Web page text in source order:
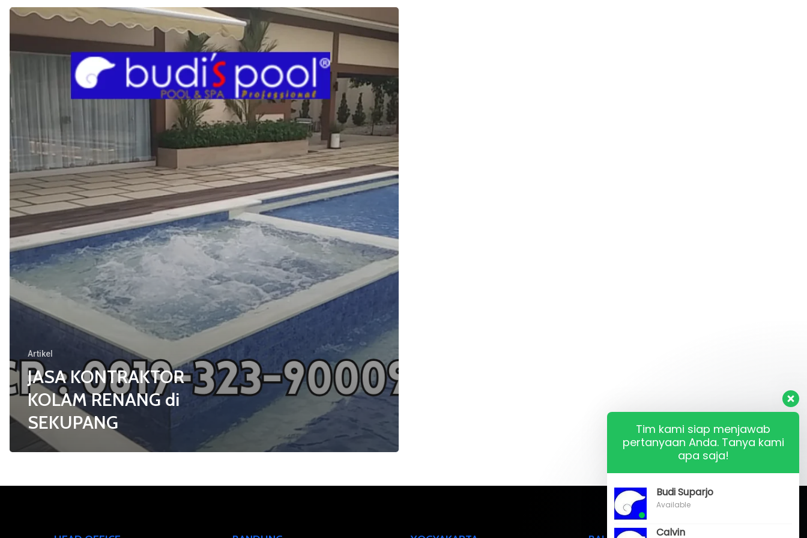
JASA
KONTRAKTOR
KOLAM
RENANG
SEKUPANG
Artikel
JASA KONTRAKTOR
KOLAM RENANG di
SEKUPANG
Tim kami siap menjawab
pertanyaan Anda. Tanya kami
apa saja!
Budi Suparjo
Available
Calvin